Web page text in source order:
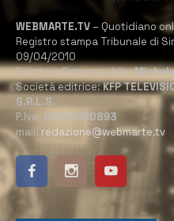
WEBMARTE.TV – Quotidiano
Registro stampa Tribunale di
09/04/2010
Direttore Responsabile:
Società editrice:KFP
S.R.L.S.
P.Iva: 02184950893
mail: redazione@webmarte.tv